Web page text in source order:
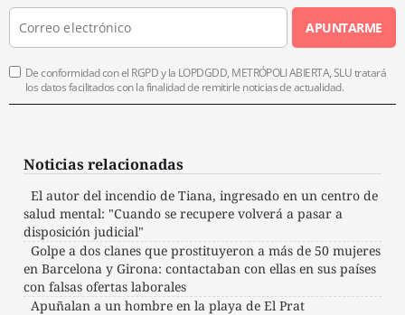
APUNTARME
De conformidad con el RGPD y la LOPDGDD, METRÓPOLI ABIERTA, SLU tratará
los datos facilitados con la finalidad de remitirle noticias de actualidad.
Noticias relacionadas
El autor del incendio de Tiana, ingresado en un centro de
salud mental: "Cuando se recupere volverá a pasar a
disposición judicial"
Golpe a dos clanes que prostituyeron a más de 50 mujeres
en Barcelona y Girona: contactaban con ellas en sus países
con falsas ofertas laborales
Apuñalan a un hombre en la playa de El Prat